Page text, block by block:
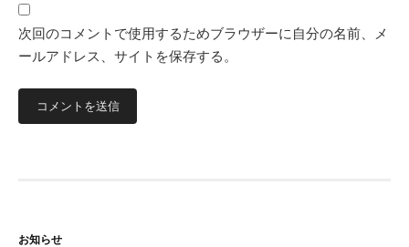
次回のコメントで使用するためブラウザーに自分の名前、メ
ールアドレス、サイトを保存する。
お知らせ